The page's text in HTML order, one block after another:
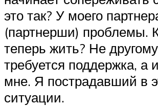
это так? У моего
(партнерши) проблемы.
теперь жить? Не
требуется поддержка, а
мне. Я пострадавший в
ситуации.